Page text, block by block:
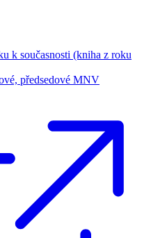
k současnosti (kniha z roku
předsedové MNV